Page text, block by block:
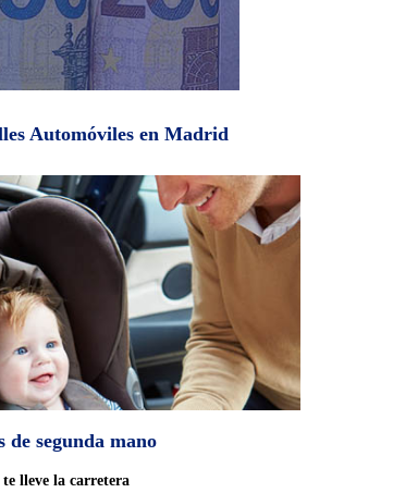
Automóviles en Madrid
de segunda mano
lleve la carretera